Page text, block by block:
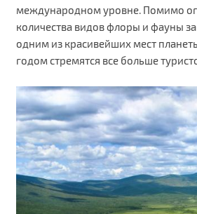
международном уровне. Помимо
количества видов флоры и фауны
одним из красивейших мест
годом стремятся все больше